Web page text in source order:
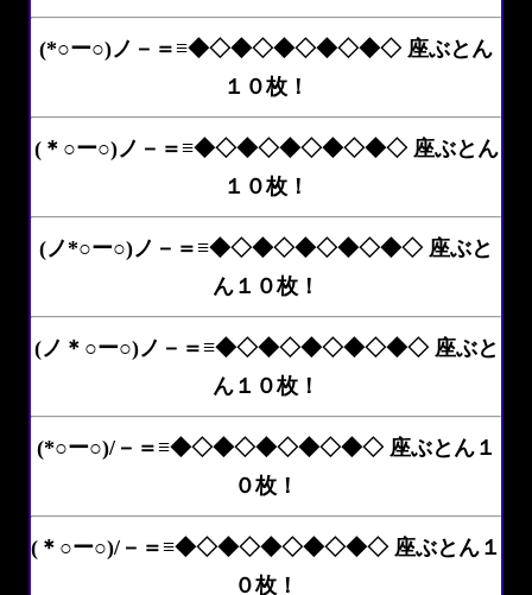
(*○ー○)ノ－＝≡◆◇◆◇◆◇◆◇◆◇ 座ぶとん
１０枚！
(＊○ー○)ノ－＝≡◆◇◆◇◆◇◆◇◆◇ 座ぶとん
１０枚！
(ノ*○ー○)ノ－＝≡◆◇◆◇◆◇◆◇◆◇ 座ぶと
ん１０枚！
(ノ＊○ー○)ノ－＝≡◆◇◆◇◆◇◆◇◆◇ 座ぶと
ん１０枚！
(*○ー○)/－＝≡◆◇◆◇◆◇◆◇◆◇ 座ぶとん１
０枚！
(＊○ー○)/－＝≡◆◇◆◇◆◇◆◇◆◇ 座ぶとん１
０枚！